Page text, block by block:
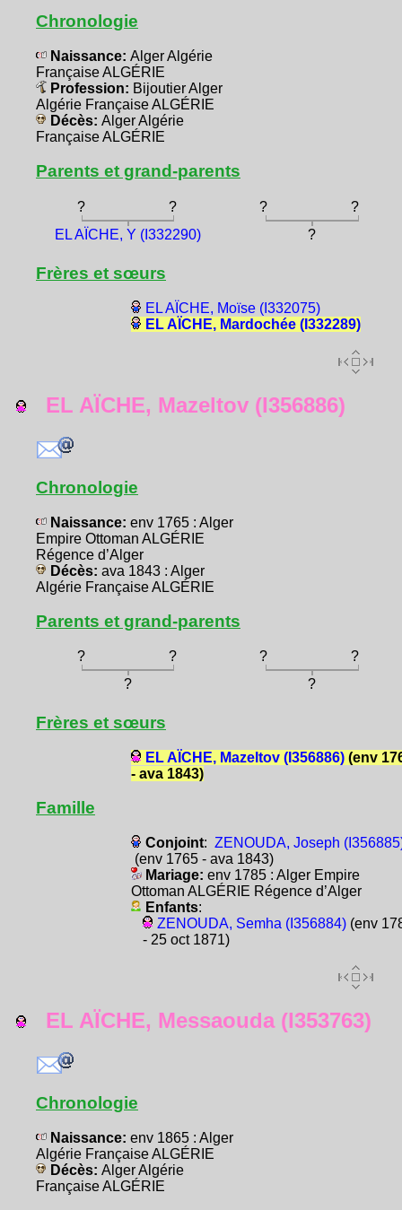
Chronologie
Naissance: Alger Algérie
Française ALGÉRIE
Profession: Bijoutier Alger
Algérie Française ALGÉRIE
Décès: Alger Algérie
Française ALGÉRIE
Parents et grand-parents
? ? ?
?
EL AÏCHE, Y (I332290)
?
Frères et sœurs
EL AÏCHE, Moïse (I332075)
EL AÏCHE, Mardochée (I332289)
EL AÏCHE, Mazeltov (I356886)
Chronologie
Naissance: env 1765 : Alger
Empire Ottoman ALGÉRIE
Régence d’Alger
Décès: ava 1843 : Alger
Algérie Française ALGÉRIE
Parents et grand-parents
? ? ?
?
?
?
Frères et sœurs
EL AÏCHE, Mazeltov (I356886)(env
- ava 1843)
Famille
Conjoint: ZENOUDA, Joseph
(env 1765 - ava 1843)
Mariage: env 1785 : Alger Empire
Ottoman ALGÉRIE Régence d’Alger
Enfants:
ZENOUDA, Semha (I356884)(env
- 25 oct 1871)
EL AÏCHE, Messaouda (I353763)
Chronologie
Naissance: env 1865 : Alger
Algérie Française ALGÉRIE
Décès: Alger Algérie
Française ALGÉRIE